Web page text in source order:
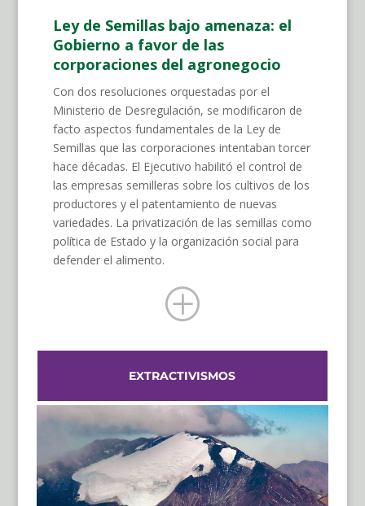
Ley de Semillas bajo amenaza: el
Gobierno a favor de las
corporaciones del agronegocio
Con dos resoluciones orquestadas por el
Ministerio de Desregulación, se modificaron de
facto aspectos fundamentales de la Ley de
Semillas que las corporaciones intentaban torcer
hace décadas. El Ejecutivo habilitó el control de
las empresas semilleras sobre los cultivos de los
productores y el patentamiento de nuevas
variedades. La privatización de las semillas como
política de Estado y la organización social para
defender el alimento.
P
EXTRACTIVISMOS